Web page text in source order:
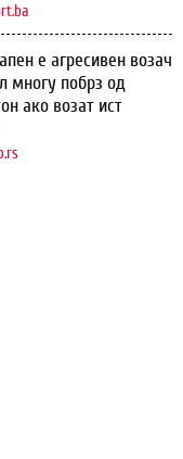
е агресивен возач
многу побрз од
ако возат ист